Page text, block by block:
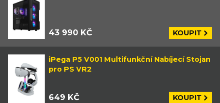
43 990 KČ KOUPIT
iPega P5 V001 Multifunkční Nabíjecí Stojan
pro PS VR2
649 KČ KOUPIT